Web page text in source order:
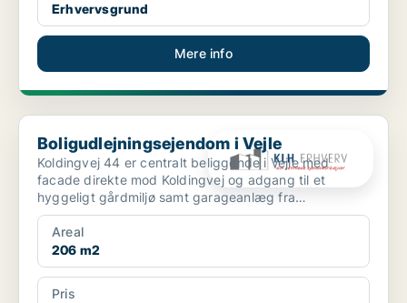
Erhvervsgrund
Mere info
Boligudlejningsejendom i Vejle
Boligudlejningsejendom i Vejle
Koldingvej 44 er centralt beliggende i Vejle med
facade direkte mod Koldingvej og adgang til et
hyggeligt gårdmiljø samt garageanlæg fra
Bleggaardsgade. Ejen...
Areal
206 m2
Pris